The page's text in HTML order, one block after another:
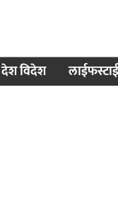
देश विदेश